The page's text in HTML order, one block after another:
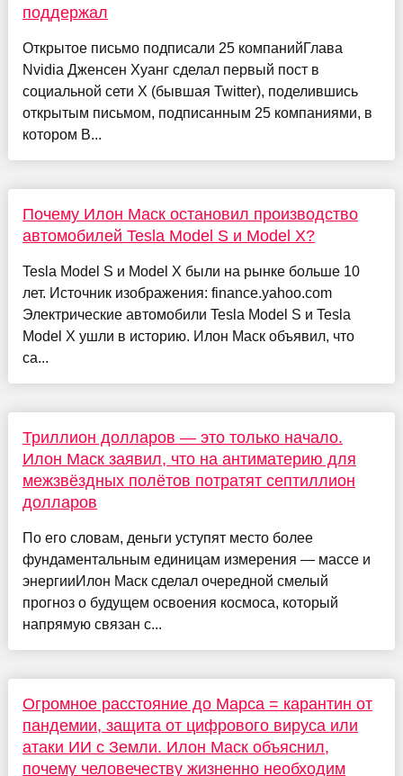
поддержал
Открытое письмо подписали 25 компанийГлава
Nvidia Дженсен Хуанг сделал первый пост в
социальной сети X (бывшая Twitter), поделившись
открытым письмом, подписанным 25 компаниями, в
котором В...
Почему Илон Маск остановил производство
автомобилей Tesla Model S и Model X?
Tesla Model S и Model X были на рынке больше 10
лет. Источник изображения: finance.yahoo.com
Электрические автомобили Tesla Model S и Tesla
Model X ушли в историю. Илон Маск объявил, что
са...
Триллион долларов — это только начало.
Илон Маск заявил, что на антиматерию для
межзвёздных полётов потратят септиллион
долларов
По его словам, деньги уступят место более
фундаментальным единицам измерения — массе и
энергииИлон Маск сделал очередной смелый
прогноз о будущем освоения космоса, который
напрямую связан с...
Огромное расстояние до Марса = карантин от
пандемии, защита от цифрового вируса или
атаки ИИ с Земли. Илон Маск объяснил,
почему человечеству жизненно необходим